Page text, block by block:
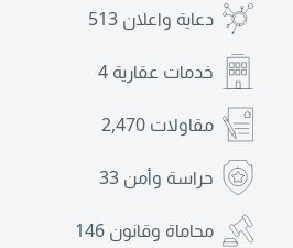
دعاية واعلان 513
خدمات عقارية 4
مقاولات 2,470
حراسة وأمن 33
محاماة وقانون 146